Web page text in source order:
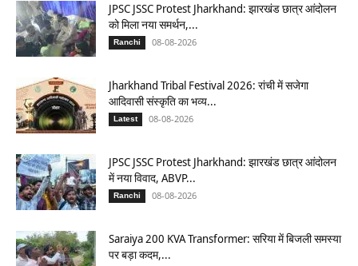
JPSC JSSC Protest Jharkhand: झारखंड छात्र आंदोलन
को मिला नया समर्थन,...
Ranchi 08-08-2026
Jharkhand Tribal Festival 2026: रांची में सजेगा
आदिवासी संस्कृति का भव्य...
Latest 08-08-2026
JPSC JSSC Protest Jharkhand: झारखंड छात्र आंदोलन
में नया विवाद, ABVP...
Ranchi 08-08-2026
Saraiya 200 KVA Transformer: सरिया में बिजली समस्या
पर बड़ा कदम,...